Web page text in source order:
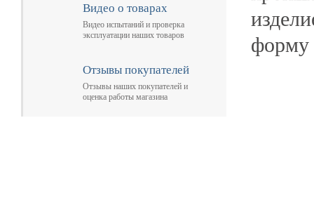
Видео о товарах
Видео испытаний и проверка
эксплуатации наших товаров
Отзывы покупателей
Отзывы наших покупателей и
оценка работы магазина
форму